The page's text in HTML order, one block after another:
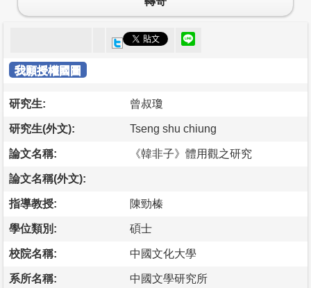
我願授權國圖
研究生: 曾叔瓊
研究生(外文): Tseng shu chiung
論文名稱: 《韓非子》體用觀之研究
論文名稱(外文):
指導教授: 陳勁榛
學位類別: 碩士
校院名稱: 中國文化大學
系所名稱: 中國文學研究所